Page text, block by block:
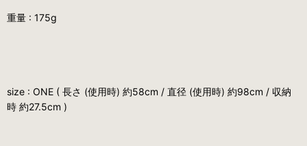
重量 : 175g
size : ONE ( 長さ (使用時) 約58cm / 直径 (使用時) 約98cm / 収納
時 約27.5cm )